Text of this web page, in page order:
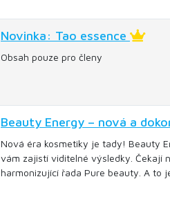
Novinka: Tao essence
Obsah pouze pro členy
Beauty Energy – nová a
Nová éra kosmetiky je tady! Beauty
vám zajistí viditelné výsledky. Čekají
harmonizující řada Pure beauty. A to